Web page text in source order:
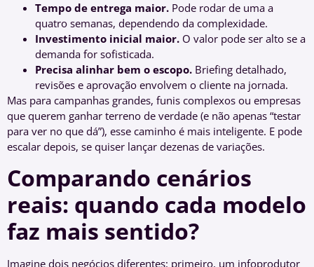
Tempo de entrega maior. Pode rodar de uma a
quatro semanas, dependendo da complexidade.
Investimento inicial maior. O valor pode ser alto se a
demanda for sofisticada.
Precisa alinhar bem o escopo. Briefing detalhado,
revisões e aprovação envolvem o cliente na jornada.
Mas para campanhas grandes, funis complexos ou empresas
que querem ganhar terreno de verdade (e não apenas “testar
para ver no que dá”), esse caminho é mais inteligente. E pode
escalar depois, se quiser lançar dezenas de variações.
Comparando cenários
reais: quando cada modelo
faz mais sentido?
Imagine dois negócios diferentes: primeiro, um infoprodutor